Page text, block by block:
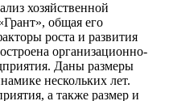
хозяйственной
общая его
роста и развития
организационно-
Даны размеры
нескольких лет.
а также размер и